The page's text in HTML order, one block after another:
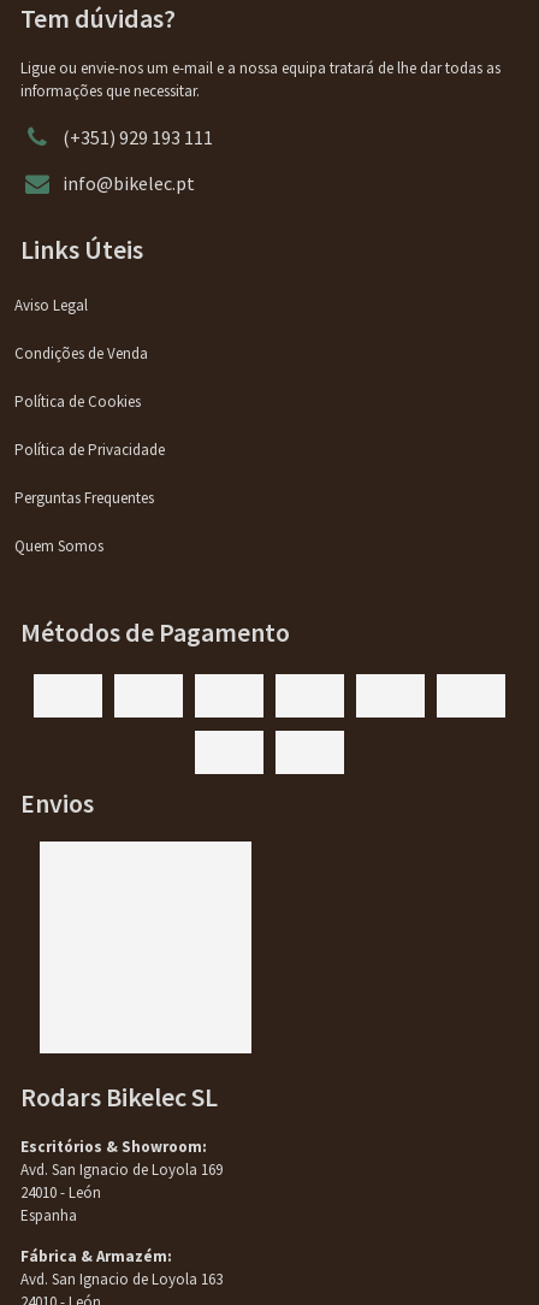
Tem dúvidas?
Ligue ou envie-nos um e-mail e a nossa equipa tratará de lhe dar todas as
informações que necessitar.
(+351) 929 193 111
info@bikelec.pt
Links Úteis
Aviso Legal
Condições de Venda
Política de Cookies
Política de Privacidade
Perguntas Frequentes
Quem Somos
Métodos de Pagamento
Envios
Rodars Bikelec SL
Escritórios & Showroom:
Avd. San Ignacio de Loyola 169
24010 - León
Espanha
Fábrica & Armazém:
Avd. San Ignacio de Loyola 163